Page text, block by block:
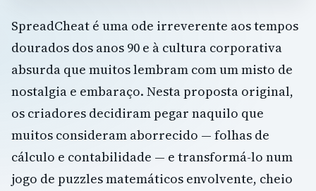
SpreadCheat é uma ode irreverente aos tempos
dourados dos anos 90 e à cultura corporativa
absurda que muitos lembram com um misto de
nostalgia e embaraço. Nesta proposta original,
os criadores decidiram pegar naquilo que
muitos consideram aborrecido — folhas de
cálculo e contabilidade — e transformá-lo num
jogo de puzzles matemáticos envolvente, cheio